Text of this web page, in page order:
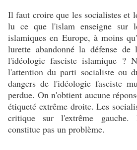
Il faut croire que les socialistes et
lu ce que l'islam enseigne sur
islamiques en Europe, à moins
lurette abandonné la défense
l'idéologie fasciste islamique ?
l'attention du parti socialiste ou
dangers de l'idéologie fasciste
perdue. On n'obtient aucune
étiqueté extrême droite. Les
critique sur l'extrême gauche.
constitue pas un problème.